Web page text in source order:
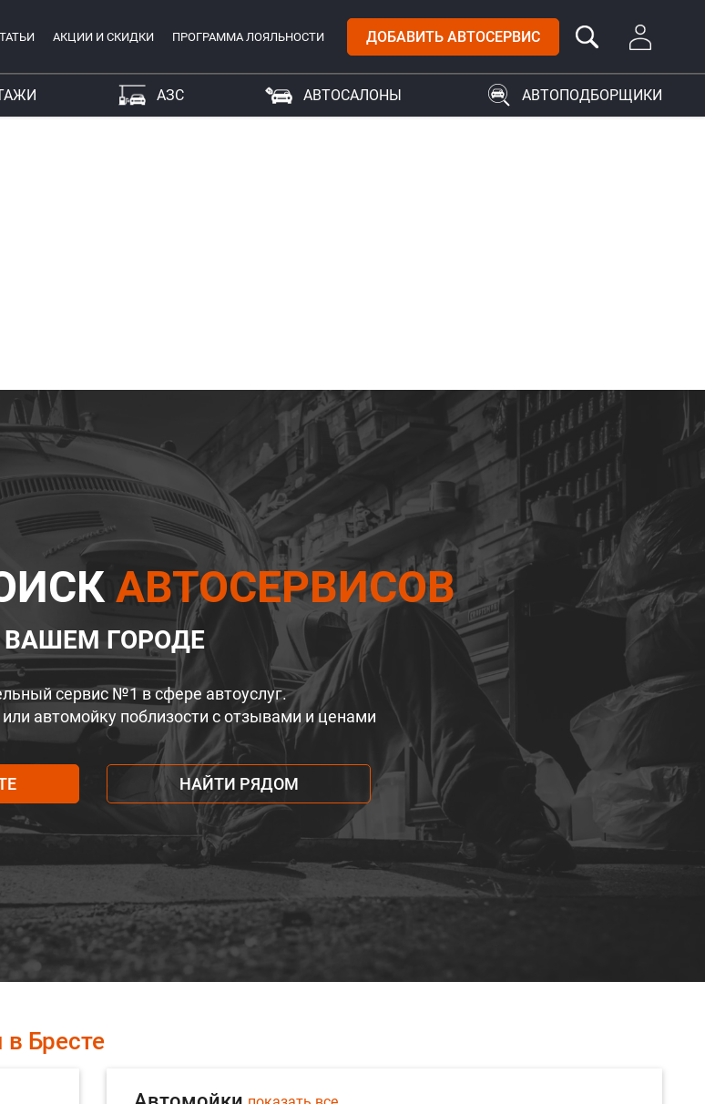
АКЦИИ И СКИДКИ ПРОГРАММА ЛОЯЛЬНОСТИ ДОБАВИТЬ АВТОСЕРВИС
АЗС АВТОСАЛОНЫ АВТОПОДБОРЩИКИ
АВТОСЕРВИСОВ
ВАШЕМ ГОРОДЕ
сервис №1 в сфере автоуслуг.
автомойку поблизости с отзывами и ценами
НАЙТИ РЯДОМ
Бресте